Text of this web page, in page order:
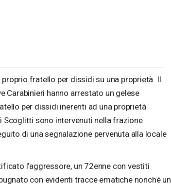
fratello per dissidi su una proprietà. Il
Carabinieri hanno arrestato un gelese
per dissidi inerenti ad una proprietà
Scoglitti sono intervenuti nella frazione
di una segnalazione pervenuta alla locale
l’aggressore, un 72enne con vestiti
con evidenti tracce ematiche nonché un